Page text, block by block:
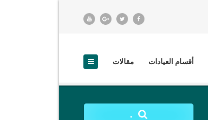
أقسام العيادات مقالات
.